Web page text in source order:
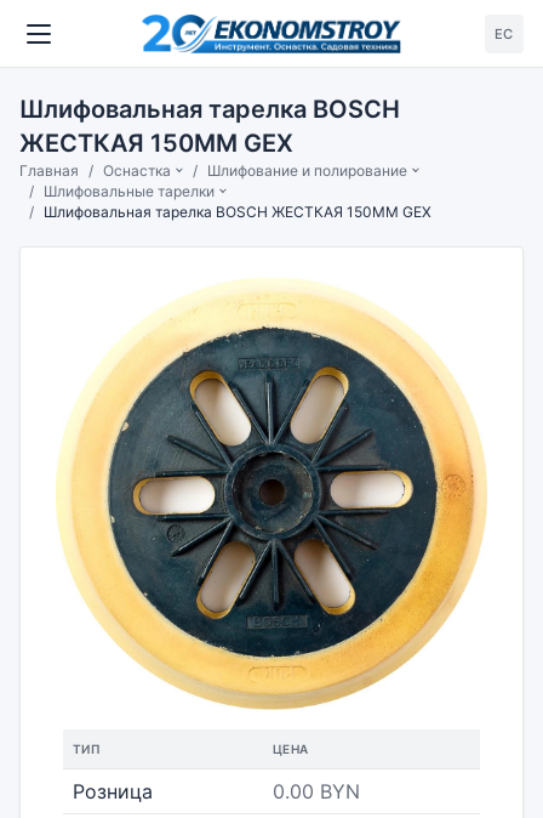
ЕС
Шлифовальная тарелка BOSCH
ЖЕСТКАЯ 150ММ GEX
Главная Оснастка
Шлифование и полирование
Шлифовальные тарелки
Шлифовальная тарелка BOSCH ЖЕСТКАЯ 150ММ GEX
ТИП ЦЕНА
Розница 0.00 BYN